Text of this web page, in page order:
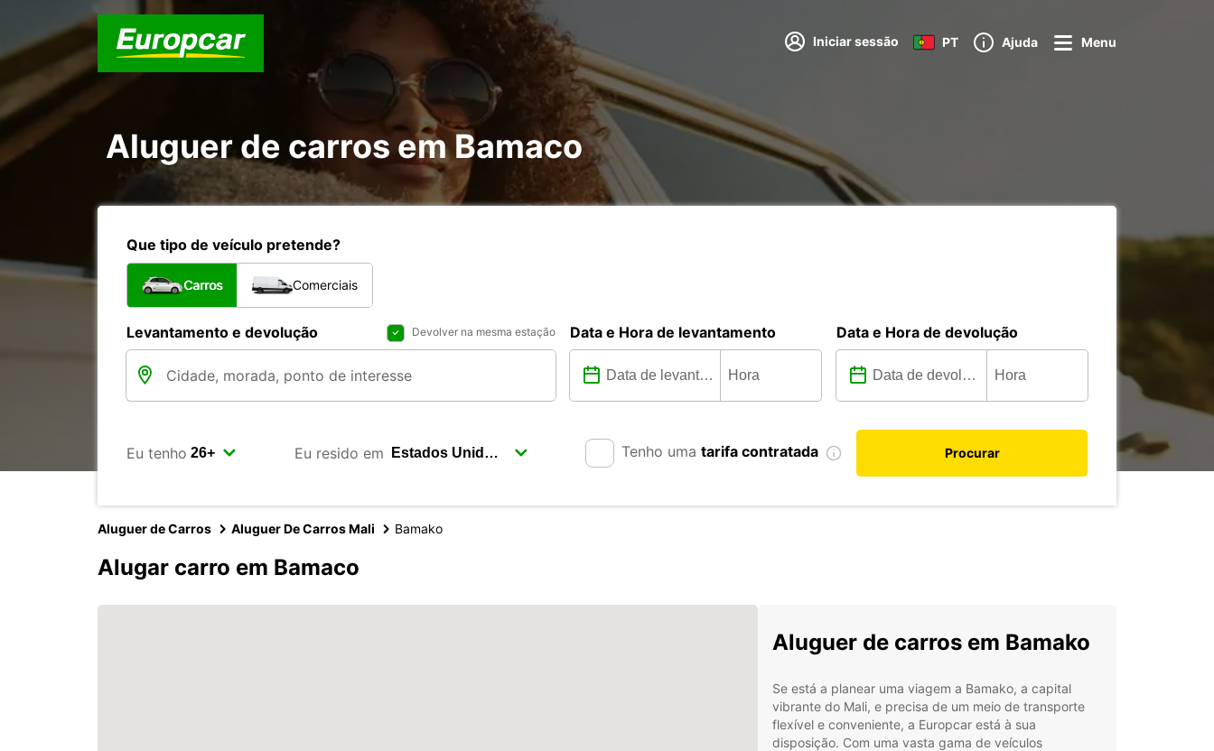
Iniciar sessão PT Ajuda Menu
Aluguer de carros em Bamaco
Que tipo de veículo pretende?
Carros Comerciais
Levantamento e devolução Devolver na mesma estação Data e Hora de levantamento Data e Hora de devolução
Eu tenho Eu resido em Tenho uma tarifa contratada Procurar
Aluguer de Carros Aluguer De Carros Mali Bamako
Alugar carro em Bamaco
Aluguer de carros em Bamako
Se está a planear uma viagem a Bamako, a capital
vibrante do Mali, e precisa de um meio de transporte
flexível e conveniente, a Europcar está à sua
disposição. Com uma vasta gama de veículos